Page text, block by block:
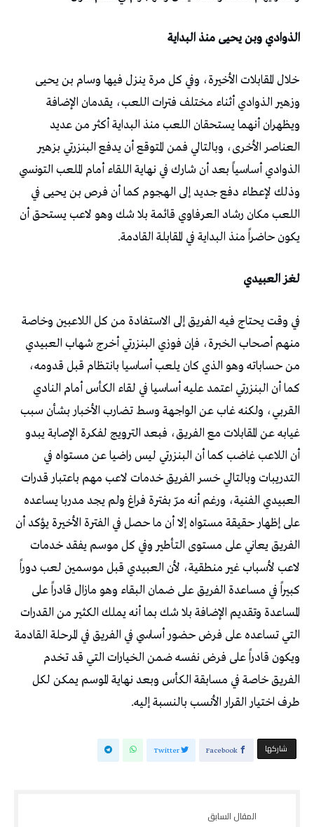
الذوادي وبن يحيى منذ البداية
خلال المقابلات الأخيرة، وفي كل مرة ينزل فيها وسام بن يحيى
وزهير الذوادي أثناء مختلف فترات اللعب، يقدمان الإضافة
ويظهران أنهما يستحقان اللعب منذ البداية أكثر من عديد
العناصر الأخرى، وبالتالي فمن المتوقع أن يدفع البنزرتي بزهير
الذوادي أساسياً بعد أن شارك في نهاية اللقاء أمام الملعب التونسي
وذلك لإعطاء دفع جديد إلى الهجوم كما أن فرص بن يحيى في
اللعب مكان رشاد العرفاوي قائمة بلا شك وهو لاعب يستحق أن
يكون حاضراً منذ البداية في المقابلة القادمة.
لغز العبيدي
في وقت يحتاج فيه الفريق إلى الاستفادة من كل اللاعبين وخاصة
منهم أصحاب الخبرة، فإن فوزي البنزرتي أخرج شهاب العبيدي
من حساباته وهو الذي كان يلعب أساسيا بانتظام قبل قدومه،
كما أن البنزرتي اعتمد عليه أساسيا في لقاء الكأس أمام النادي
القربي، ولكنه غاب عن الواجهة وسط تضارب الأخبار بشأن سبب
غيابه عن المقابلات مع الفريق، فبعد الترويج لفكرة الإصابة يبدو
أن اللاعب غاضب كما أن البنزرتي ليس راضيا عن مستواه في
التدريبات وبالتالي خسر الفريق خدمات لاعب مهم باعتبار قدرات
العبيدي الفنية، ورغم أنه مرّ بفترة فراغ ولم يجد مدربا يساعده
على إظهار حقيقة مستواه إلا أن ما حصل في الفترة الأخيرة يؤكد أن
الفريق يعاني على مستوى التأطير وفي كل موسم يفقد خدمات
لاعب لأسباب غير منطقية، لأن العبيدي قبل موسمين لعب دوراً
كبيراً في مساعدة الفريق على ضمان البقاء وهو مازال قادراً على
المساعدة وتقديم الإضافة بلا شك بما أنه يملك الكثير من القدرات
التي تساعده على فرض حضور أساسي في الفريق في المرحلة القادمة
ويكون قادراً على فرض نفسه ضمن الخيارات التي قد تخدم
الفريق خاصة في مسابقة الكأس وبعد نهاية الموسم يمكن لكل
طرف اختيار القرار الأنسب بالنسبة إليه.
‫‫ شاركها‬ Facebook
Twitter